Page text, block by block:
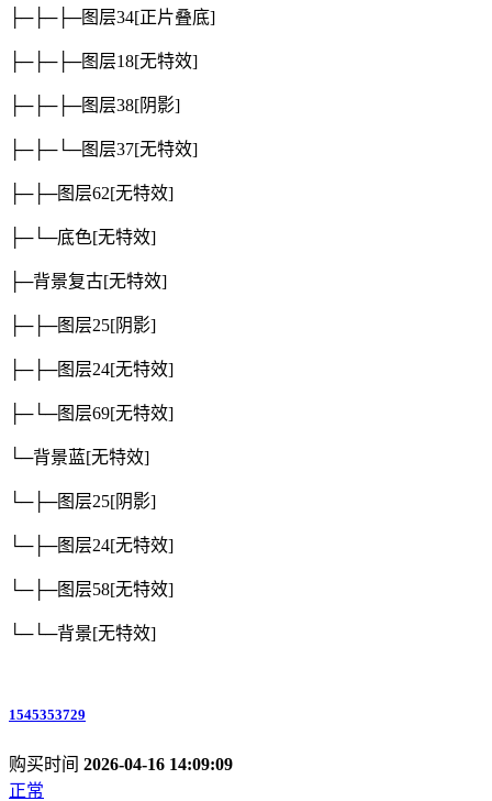
├─├─├─图层34[正片叠底]
├─├─├─图层18[无特效]
├─├─├─图层38[阴影]
├─├─└─图层37[无特效]
├─├─图层62[无特效]
├─└─底色[无特效]
├─背景复古[无特效]
├─├─图层25[阴影]
├─├─图层24[无特效]
├─└─图层69[无特效]
└─背景蓝[无特效]
└─├─图层25[阴影]
└─├─图层24[无特效]
└─├─图层58[无特效]
└─└─背景[无特效]
1545353729
购买时间 2026-04-16 14:09:09
正常